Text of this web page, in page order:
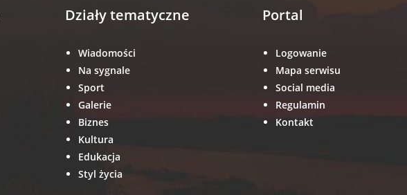
Działy tematyczne
Wiadomości
Na sygnale
Sport
Galerie
Biznes
Kultura
Edukacja
Styl życia
Portal
Logowanie
Mapa serwisu
Social media
Regulamin
Kontakt